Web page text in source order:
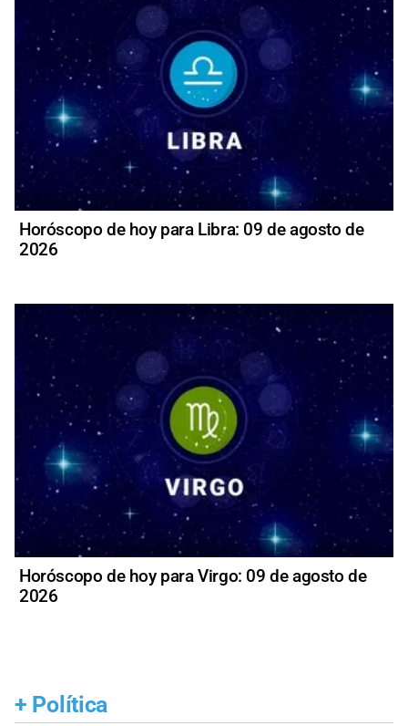
Horóscopo de hoy para Libra: 09 de agosto de
2026
Horóscopo de hoy para Virgo: 09 de agosto de
2026
+ Política